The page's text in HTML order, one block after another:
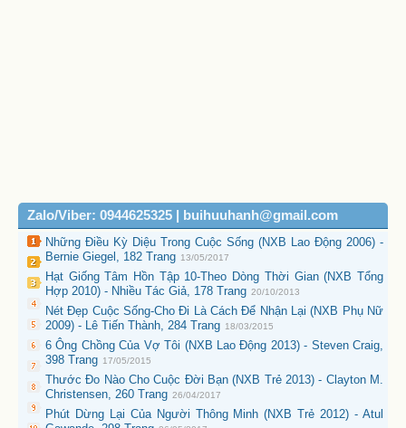
Zalo/Viber: 0944625325 | buihuuhanh@gmail.com
Những Điều Kỳ Diệu Trong Cuộc Sống (NXB Lao Động 2006) -
Bernie Giegel, 182 Trang 13/05/2017
Hạt Giống Tâm Hồn Tập 10-Theo Dòng Thời Gian (NXB Tổng
Hợp 2010) - Nhiều Tác Giả, 178 Trang 20/10/2013
Nét Đẹp Cuộc Sống-Cho Đi Là Cách Để Nhận Lại (NXB Phụ Nữ
2009) - Lê Tiến Thành, 284 Trang 18/03/2015
6 Ông Chồng Của Vợ Tôi (NXB Lao Động 2013) - Steven Craig,
398 Trang 17/05/2015
Thước Đo Nào Cho Cuộc Đời Bạn (NXB Trẻ 2013) - Clayton M.
Christensen, 260 Trang 26/04/2017
Phút Dừng Lại Của Người Thông Minh (NXB Trẻ 2012) - Atul